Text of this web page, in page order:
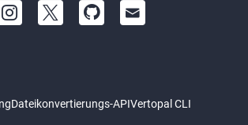
Dateikonvertierungs-APIVertopal CLI